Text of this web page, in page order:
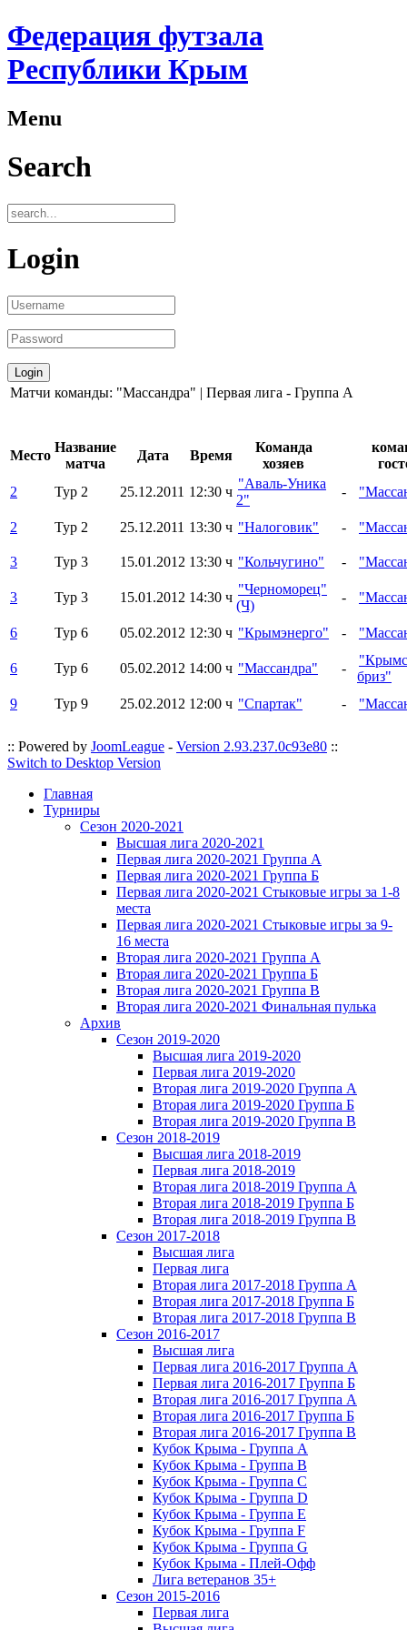
Федерация футзала
Республики Крым
Menu
Search
Login
Матчи команды: "Массандра" | Первая лига - Группа А
Место
Название
матча
Дата Время
Команда
хозяев
2
Тур 2 25.12.2011 12:30 ч
"Аваль-Уника
2"
-
2 Тур 2 25.12.2011 13:30 ч "Налоговик" -
3 Тур 3 15.01.2012 13:30 ч "Кольчугино" -
3 Тур 3 15.01.2012 14:30 ч
"Черноморец"
(Ч)
-
6 Тур 6 05.02.2012 12:30 ч "Крымэнерго" -
6 Тур 6 05.02.2012 14:00 ч "Массандра" -
бриз"
9
Тур 9 25.02.2012 12:00 ч "Спартак" -
:: Powered by JoomLeague - Version 2.93.237.0c93e80 ::
Switch to Desktop Version
Главная
Турниры
Сезон 2020-2021
Высшая лига 2020-2021
Первая лига 2020-2021 Группа А
Первая лига 2020-2021 Группа Б
Первая лига 2020-2021 Стыковые игры за 1-8
места
Первая лига 2020-2021 Стыковые игры за 9-
16 места
Вторая лига 2020-2021 Группа А
Вторая лига 2020-2021 Группа Б
Вторая лига 2020-2021 Группа В
Вторая лига 2020-2021 Финальная пулька
Архив
Сезон 2019-2020
Высшая лига 2019-2020
Первая лига 2019-2020
Вторая лига 2019-2020 Группа А
Вторая лига 2019-2020 Группа Б
Вторая лига 2019-2020 Группа В
Сезон 2018-2019
Высшая лига 2018-2019
Первая лига 2018-2019
Вторая лига 2018-2019 Группа А
Вторая лига 2018-2019 Группа Б
Вторая лига 2018-2019 Группа В
Сезон 2017-2018
Высшая лига
Первая лига
Вторая лига 2017-2018 Группа А
Вторая лига 2017-2018 Группа Б
Вторая лига 2017-2018 Группа В
Сезон 2016-2017
Высшая лига
Первая лига 2016-2017 Группа А
Первая лига 2016-2017 Группа Б
Вторая лига 2016-2017 Группа А
Вторая лига 2016-2017 Группа Б
Вторая лига 2016-2017 Группа В
Кубок Крыма - Группа A
Кубок Крыма - Группа B
Кубок Крыма - Группа C
Кубок Крыма - Группа D
Кубок Крыма - Группа E
Кубок Крыма - Группа F
Кубок Крыма - Группа G
Кубок Крыма - Плей-Офф
Лига ветеранов 35+
Сезон 2015-2016
Первая лига